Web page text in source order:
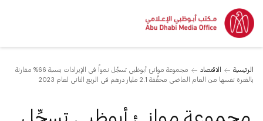
الرئيسية الاقتصاد
مجموعة موانئ أبوظبي تسجِّل نمواً في الإيرادات بنسبة 66% مقارنة
بالفترة نفسها من العام الماضي محقِّقة 2.1 مليار درهم في الربع الثاني لعام 2023
مجموعة موانئ أبوظبي تسجِّل